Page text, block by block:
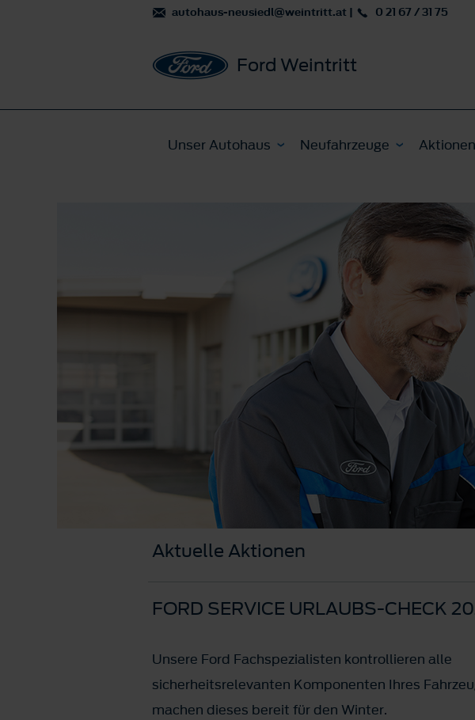
autohaus-neusiedl@weintritt.at | 0 21 67 / 31 75
Ford Weintritt
Unser Autohaus Neufahrzeuge Aktionen
Aktuelle Aktionen
FORD SERVICE URLAUBS-CHECK
Unsere Ford Fachspezialisten kontrollieren alle
sicherheitsrelevanten Komponenten Ihres
machen dieses bereit für den Winter.